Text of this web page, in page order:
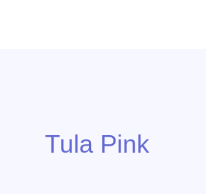
Tula Pink